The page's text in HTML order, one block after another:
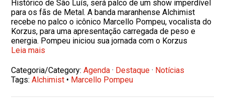
Histórico de São Luís, será palco de um show imperdível
para os fãs de Metal. A banda maranhense Alchimist
recebe no palco o icônico Marcello Pompeu, vocalista do
Korzus, para uma apresentação carregada de peso e
energia. Pompeu iniciou sua jornada com o Korzus
Leia mais
Categoria/Category:Agenda · Destaque · Notícias
Tags:Alchimist • Marcello Pompeu